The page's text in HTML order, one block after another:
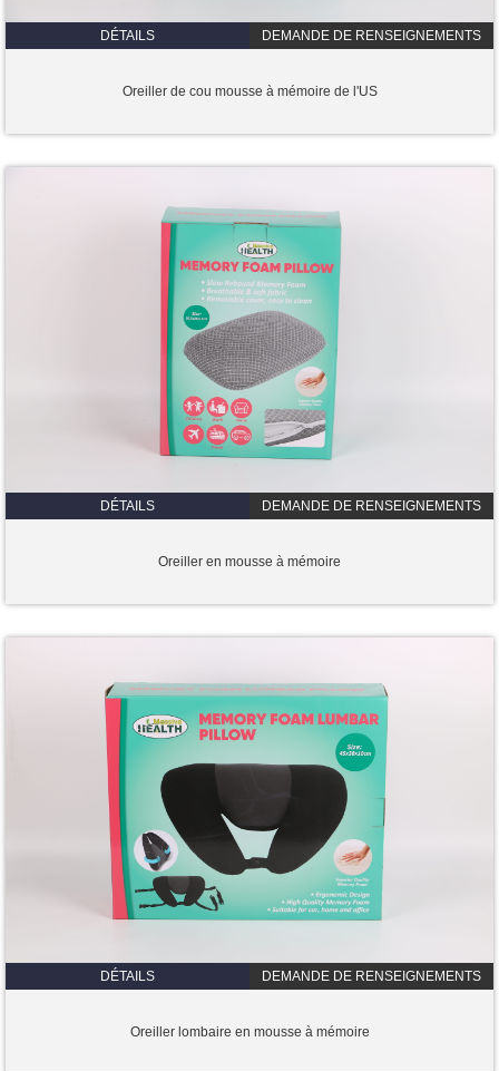
DÉTAILS DEMANDE DE RENSEIGNEMENTS
Oreiller de cou mousse à mémoire de l'US
DÉTAILS DEMANDE DE RENSEIGNEMENTS
Oreiller en mousse à mémoire
DÉTAILS DEMANDE DE RENSEIGNEMENTS
Oreiller lombaire en mousse à mémoire